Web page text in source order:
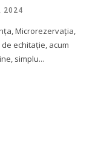
2024
Microrezervația,
echitație, acum
simplu...